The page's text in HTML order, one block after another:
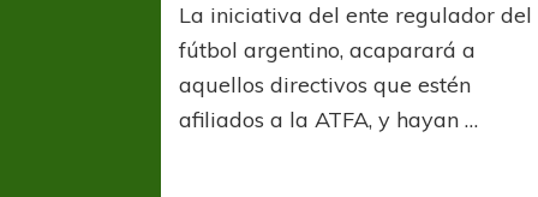
La iniciativa del ente regulador del
fútbol argentino, acaparará a
aquellos directivos que estén
afiliados a la ATFA, y hayan …